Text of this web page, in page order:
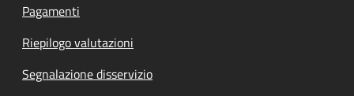
Pagamenti
Riepilogo valutazioni
Segnalazione disservizio